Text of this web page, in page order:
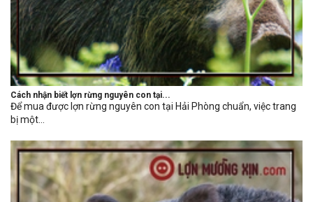
Cách nhận biết lợn rừng nguyên con tại...
Để mua được lợn rừng nguyên con tại Hải Phòng chuẩn, việc trang
bị một...